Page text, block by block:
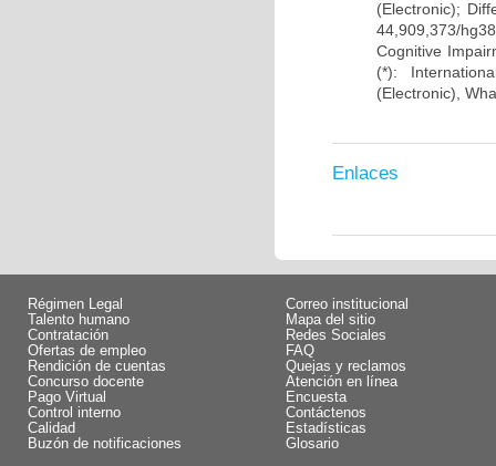
(Electronic);
44,909,373/
Cognitive
(*):
(Electronic),
Enlaces
Régimen Legal
Talento humano
Contratación
Ofertas de empleo
Rendición de cuentas
Concurso docente
Pago Virtual
Control interno
Calidad
Buzón de notificaciones
Correo institucional
Mapa del sitio
Redes Sociales
FAQ
Quejas y reclamos
Atención en línea
Encuesta
Contáctenos
Estadísticas
Glosario